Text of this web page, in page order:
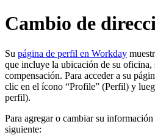
Cambio de
Su página de perfil en Workday
que incluye la ubicación de su oficina,
compensación. Para acceder a su
clic en el ícono “Profile” (Perfil) y
perfil).
Para agregar o cambiar su
siguiente: